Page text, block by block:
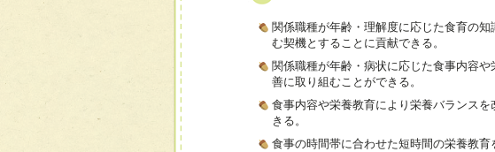
関係職種が年齢・理解度に応じた食育の
む契機とすることに貢献できる。
関係職種が年齢・病状に応じた食事内容
善に取り組むことができる。
食事内容や栄養教育により栄養バランス
きる。
食事の時間帯に合わせた短時間の栄養教